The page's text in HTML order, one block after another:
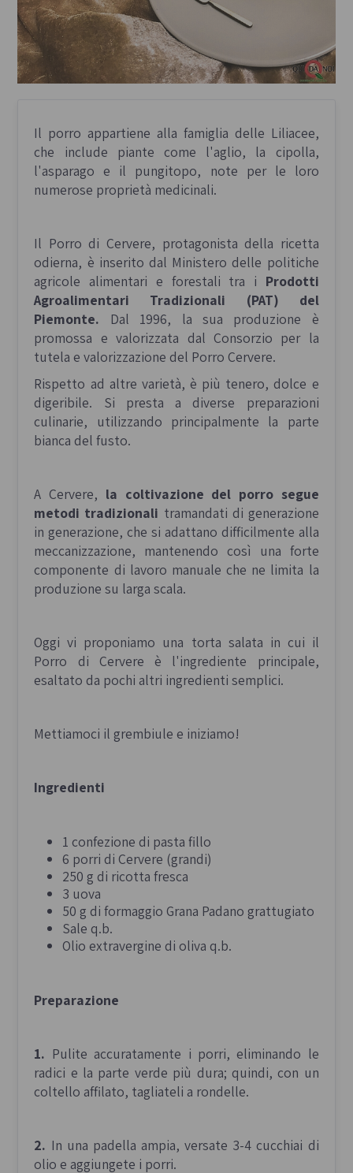
Il porro appartiene alla famiglia delle Liliacee,
che include piante come l'aglio, la cipolla,
l'asparago e il pungitopo, note per le loro
numerose proprietà medicinali.
Il Porro di Cervere, protagonista della ricetta
odierna, è inserito dal Ministero delle politiche
agricole alimentari e forestali tra i Prodotti
Agroalimentari Tradizionali (PAT) del
Piemonte. Dal 1996, la sua produzione è
promossa e valorizzata dal Consorzio per la
tutela e valorizzazione del Porro Cervere.
Rispetto ad altre varietà, è più tenero, dolce e
digeribile. Si presta a diverse preparazioni
culinarie, utilizzando principalmente la parte
bianca del fusto.
A Cervere, la coltivazione del porro segue
metodi tradizionali tramandati di generazione
in generazione, che si adattano difficilmente alla
meccanizzazione, mantenendo così una forte
componente di lavoro manuale che ne limita la
produzione su larga scala.
Oggi vi proponiamo una torta salata in cui il
Porro di Cervere è l'ingrediente principale,
esaltato da pochi altri ingredienti semplici.
Mettiamoci il grembiule e iniziamo!
Ingredienti
1 confezione di pasta fillo
6 porri di Cervere (grandi)
250 g di ricotta fresca
3 uova
50 g di formaggio Grana Padano grattugiato
Sale q.b.
Olio extravergine di oliva q.b.
Preparazione
1. Pulite accuratamente i porri, eliminando le
radici e la parte verde più dura; quindi, con un
coltello affilato, tagliateli a rondelle.
2. In una padella ampia, versate 3-4 cucchiai di
olio e aggiungete i porri.